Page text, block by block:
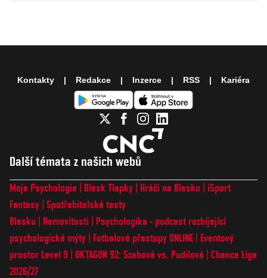
Další témata z našich webů
Moje Psychologie Blesk Tlapky Hráči na Blesku
iSport
Fantasy Spotřebitelské testy
Blesku
Nemovitosti
Psychologika - podcast rozbíjející
psychologické mýty
Fotbalové přestupy ONLINE
Eventový
prostor Level 9 OKTAGON 92: Szabová vs. Pudilová
Chance Liga
2026/27
Kontakty Redakce Inzerce RSS Kariéra